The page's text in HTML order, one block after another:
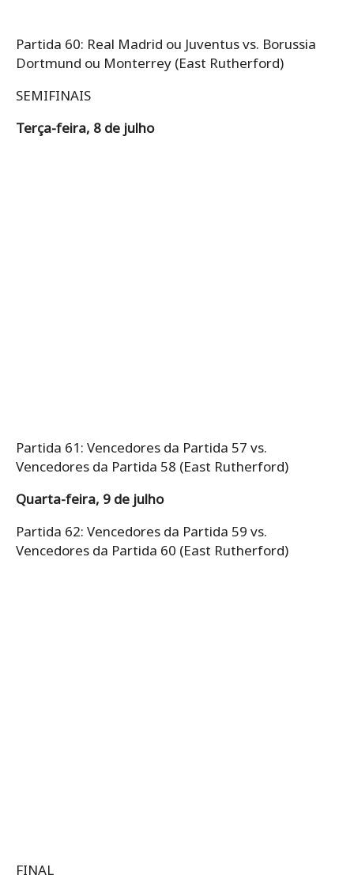
Partida 60: Real Madrid ou Juventus vs. Borussia
Dortmund ou Monterrey (East Rutherford)
SEMIFINAIS
Terça-feira, 8 de julho
Partida 61: Vencedores da Partida 57 vs.
Vencedores da Partida 58 (East Rutherford)
Quarta-feira, 9 de julho
Partida 62: Vencedores da Partida 59 vs.
Vencedores da Partida 60 (East Rutherford)
FINAL